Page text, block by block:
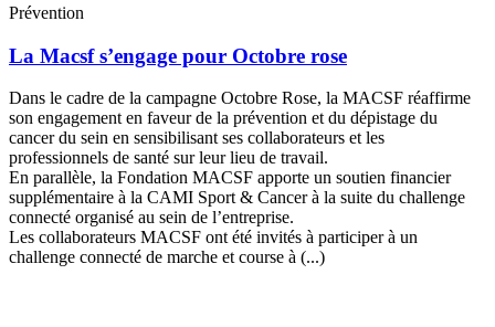
Prévention
La Macsf s’engage pour Octobre rose
Dans le cadre de la campagne Octobre Rose, la MACSF réaffirme
son engagement en faveur de la prévention et du dépistage du
cancer du sein en sensibilisant ses collaborateurs et les
professionnels de santé sur leur lieu de travail.
En parallèle, la Fondation MACSF apporte un soutien financier
supplémentaire à la CAMI Sport & Cancer à la suite du challenge
connecté organisé au sein de l’entreprise.
Les collaborateurs MACSF ont été invités à participer à un
challenge connecté de marche et course à (...)